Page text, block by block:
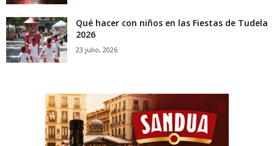
Qué hacer con niños en las Fiestas de Tudela
2026
23 julio, 2026